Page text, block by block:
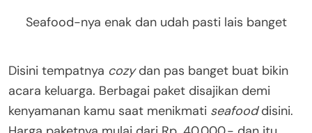
Seafood-nya enak dan udah pasti lais banget
Disini tempatnya cozydan pas banget buat bikin
acara keluarga. Berbagai paket disajikan demi
kenyamanan kamu saat menikmati seafooddisini.